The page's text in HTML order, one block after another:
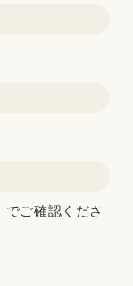
でご確認くださ